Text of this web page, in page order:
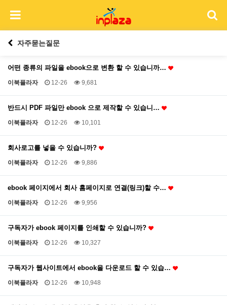
자주묻는질문
어떤 종류의 파일을 ebook으로 변환 할 수 있습니까…
이북플라자 12-26 9,681
반드시 PDF 파일만 ebook 으로 제작할 수 있습니…
이북플라자 12-26 10,101
회사로고를 넣을 수 있습니까?
이북플라자 12-26 9,886
ebook 페이지에서 회사 홈페이지로 연결(링크)할 수…
이북플라자 12-26 9,956
구독자가 ebook 페이지를 인쇄할 수 있습니까?
이북플라자 12-26 10,327
구독자가 웹사이트에서 ebook을 다운로드 할 수 있습…
이북플라자 12-26 10,948